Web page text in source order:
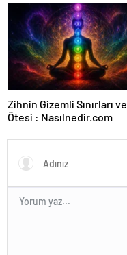
Zihnin Gizemli Sınırları ve
Ötesi : Nasılnedir.com